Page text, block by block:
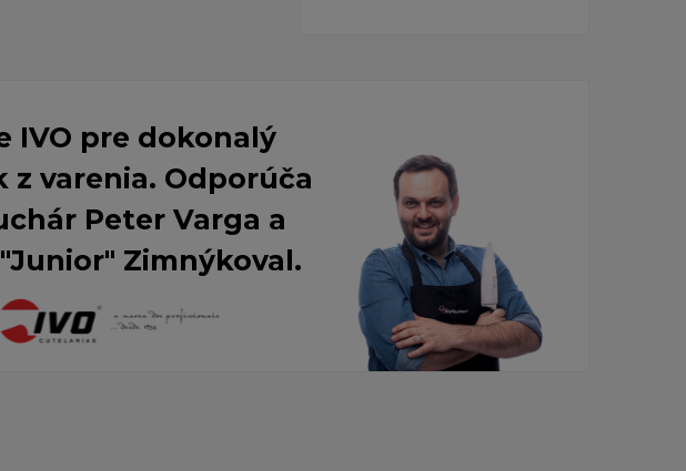
IVO pre dokonalý
z varenia. Odporúča
Peter Varga a
Zimnýkoval.